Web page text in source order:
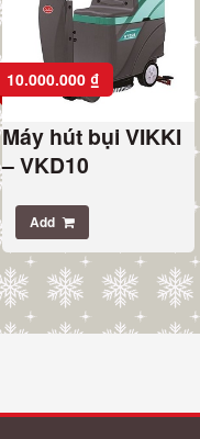
10.000.000 ₫
Máy hút bụi VIKKI
– VKD10
Add